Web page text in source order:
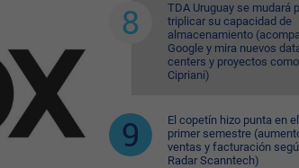
TDA Uruguay se mudará
triplicar su capacidad de
almacenamiento
Google y mira nuevos
centers y proyectos como
Cipriani)
El copetín hizo punta en el
primer semestre
ventas y facturación
Radar Scanntech)